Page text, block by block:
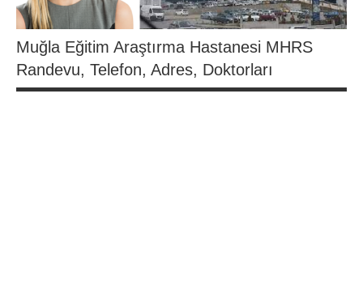
Muğla Eğitim Araştırma Hastanesi MHRS
Randevu, Telefon, Adres, Doktorları